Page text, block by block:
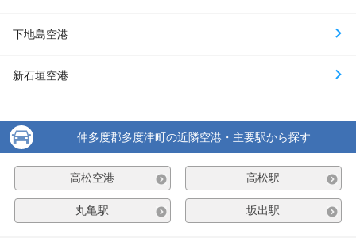
下地島空港
新石垣空港
仲多度郡多度津町の近隣空港・主要駅から探す
高松空港 高松駅
丸亀駅 坂出駅